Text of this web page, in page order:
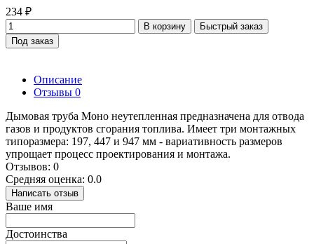
234 ₽
В корзину
Быстрый заказ
Под заказ
Описание
Отзывы 0
Дымовая труба Моно неутепленная предназначена для отвода
газов и продуктов сгорания топлива. Имеет три монтажных
типоразмера: 197, 447 и 947 мм - вариативность размеров
упрощает процесс проектирования и монтажа.
Отзывов: 0
Средняя оценка: 0.0
Написать отзыв
Ваше имя
Достоинства